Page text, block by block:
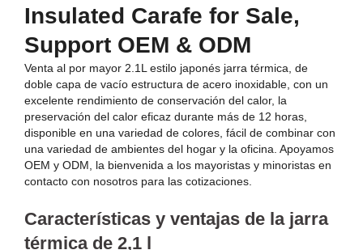
Insulated Carafe for Sale,
Support OEM & ODM
Venta al por mayor 2.1L estilo japonés jarra térmica, de
doble capa de vacío estructura de acero inoxidable, con un
excelente rendimiento de conservación del calor, la
preservación del calor eficaz durante más de 12 horas,
disponible en una variedad de colores, fácil de combinar con
una variedad de ambientes del hogar y la oficina. Apoyamos
OEM y ODM, la bienvenida a los mayoristas y minoristas en
contacto con nosotros para las cotizaciones.
Características y ventajas de la jarra
térmica de 2,1 l